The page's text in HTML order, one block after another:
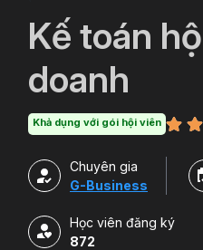
Kế toán
doanh
Khả dụng với gói hội viên
Chuyên gia
G-Business
Học viên đăng ký
872